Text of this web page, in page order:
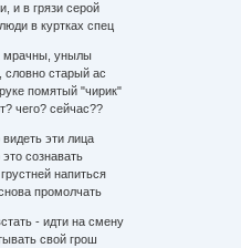
и в грязи серой
в куртках спец
мрачны, унылы
словно старый ас
помятый "чирик"
чего? сейчас??
видеть эти лица
это сознавать
напиться
промолчать
- идти на смену
свой грош